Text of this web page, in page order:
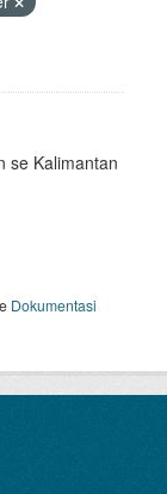
se Kalimantan
Dokumentasi